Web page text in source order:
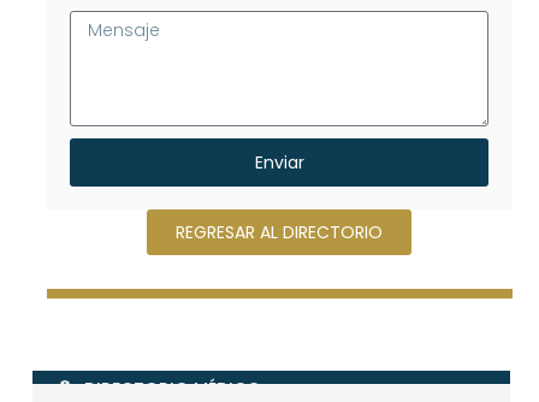
DIRECTORIO MÉDICO
Enviar
REGRESAR AL DIRECTORIO